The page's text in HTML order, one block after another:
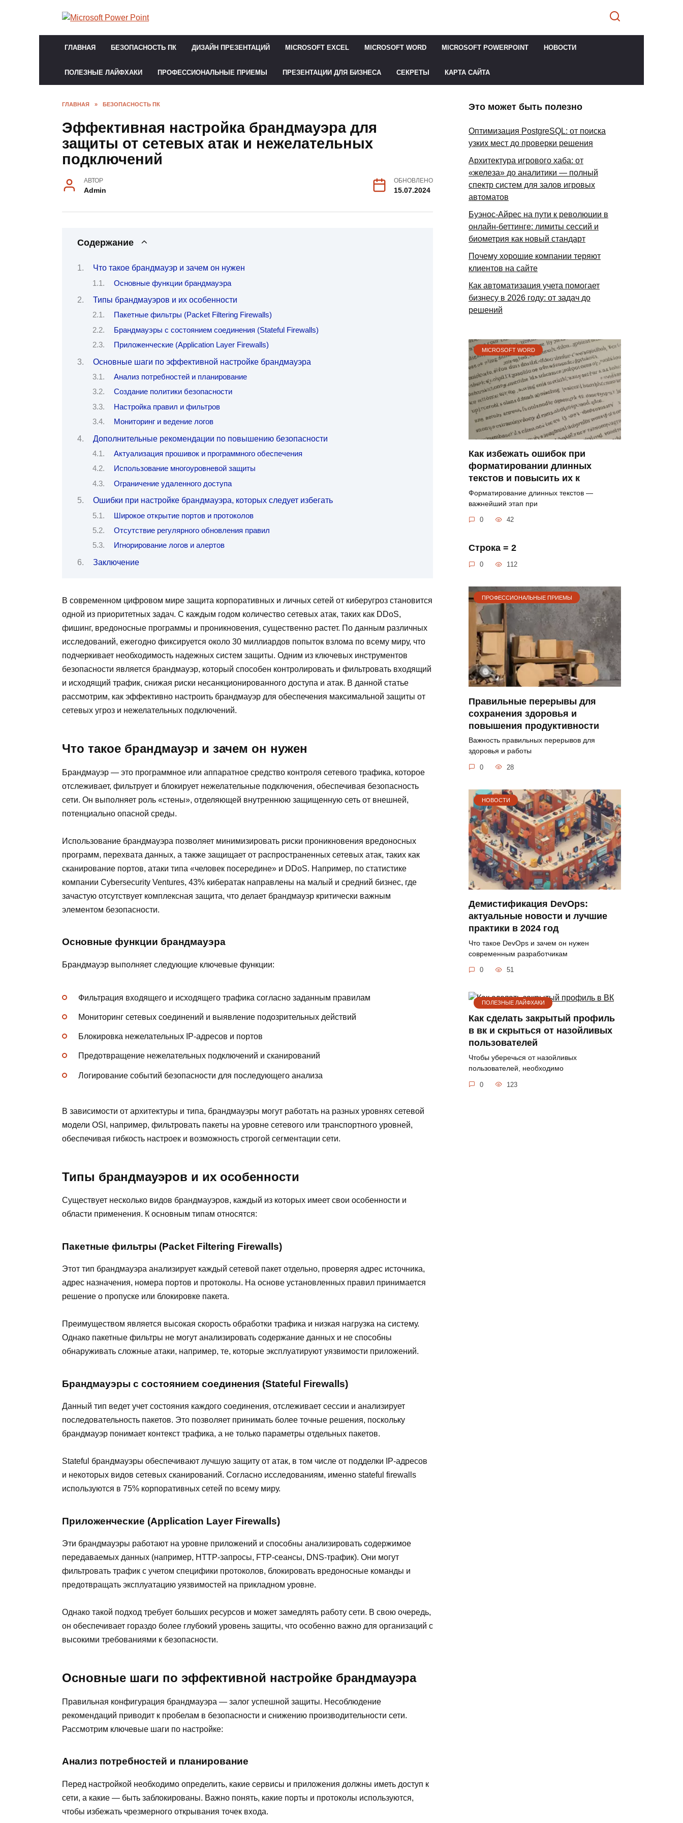
ГЛАВНАЯ БЕЗОПАСНОСТЬ ПК ДИЗАЙН ПРЕЗЕНТАЦИЙ MICROSOFT EXCEL MICROSOFT WORD MICROSOFT POWERPOINT НОВОСТИ
ПОЛЕЗНЫЕ ЛАЙФХАКИ ПРОФЕССИОНАЛЬНЫЕ ПРИЕМЫ ПРЕЗЕНТАЦИИ ДЛЯ БИЗНЕСА СЕКРЕТЫ КАРТА САЙТА
ГЛАВНАЯ » БЕЗОПАСНОСТЬ ПК
Эффективная настройка брандмауэра для
защиты от сетевых атак и нежелательных
подключений
АВТОР
Admin
ОБНОВЛЕНО
15.07.2024
Содержание
Что такое брандмауэр и зачем он нужен
Основные функции брандмауэра
Типы брандмауэров и их особенности
Пакетные фильтры (Packet Filtering Firewalls)
Брандмауэры с состоянием соединения (Stateful Firewalls)
Приложенческие (Application Layer Firewalls)
Основные шаги по эффективной настройке брандмауэра
Анализ потребностей и планирование
Создание политики безопасности
Настройка правил и фильтров
Мониторинг и ведение логов
Дополнительные рекомендации по повышению безопасности
Актуализация прошивок и программного обеспечения
Использование многоуровневой защиты
Ограничение удаленного доступа
Ошибки при настройке брандмауэра, которых следует избегать
Широкое открытие портов и протоколов
Отсутствие регулярного обновления правил
Игнорирование логов и алертов
Заключение
В современном цифровом мире защита корпоративных и личных сетей от киберугроз становится
одной из приоритетных задач. С каждым годом количество сетевых атак, таких как DDoS,
фишинг, вредоносные программы и проникновения, существенно растет. По данным различных
исследований, ежегодно фиксируется около 30 миллиардов попыток взлома по всему миру, что
подчеркивает необходимость надежных систем защиты. Одним из ключевых инструментов
безопасности является брандмауэр, который способен контролировать и фильтровать входящий
и исходящий трафик, снижая риски несанкционированного доступа и атак. В данной статье
рассмотрим, как эффективно настроить брандмауэр для обеспечения максимальной защиты от
сетевых угроз и нежелательных подключений.
Что такое брандмауэр и зачем он нужен
Брандмауэр — это программное или аппаратное средство контроля сетевого трафика, которое
отслеживает, фильтрует и блокирует нежелательные подключения, обеспечивая безопасность
сети. Он выполняет роль «стены», отделяющей внутреннюю защищенную сеть от внешней,
потенциально опасной среды.
Использование брандмауэра позволяет минимизировать риски проникновения вредоносных
программ, перехвата данных, а также защищает от распространенных сетевых атак, таких как
сканирование портов, атаки типа «человек посередине» и DDoS. Например, по статистике
компании Cybersecurity Ventures, 43% кибератак направлены на малый и средний бизнес, где
зачастую отсутствует комплексная защита, что делает брандмауэр критически важным
элементом безопасности.
Основные функции брандмауэра
Брандмауэр выполняет следующие ключевые функции:
Фильтрация входящего и исходящего трафика согласно заданным правилам
Мониторинг сетевых соединений и выявление подозрительных действий
Блокировка нежелательных IP-адресов и портов
Предотвращение нежелательных подключений и сканирований
Логирование событий безопасности для последующего анализа
В зависимости от архитектуры и типа, брандмауэры могут работать на разных уровнях сетевой
модели OSI, например, фильтровать пакеты на уровне сетевого или транспортного уровней,
обеспечивая гибкость настроек и возможность строгой сегментации сети.
Типы брандмауэров и их особенности
Существует несколько видов брандмауэров, каждый из которых имеет свои особенности и
области применения. К основным типам относятся:
Пакетные фильтры (Packet Filtering Firewalls)
Этот тип брандмауэра анализирует каждый сетевой пакет отдельно, проверяя адрес источника,
адрес назначения, номера портов и протоколы. На основе установленных правил принимается
решение о пропуске или блокировке пакета.
Преимуществом является высокая скорость обработки трафика и низкая нагрузка на систему.
Однако пакетные фильтры не могут анализировать содержание данных и не способны
обнаруживать сложные атаки, например, те, которые эксплуатируют уязвимости приложений.
Брандмауэры с состоянием соединения (Stateful Firewalls)
Данный тип ведет учет состояния каждого соединения, отслеживает сессии и анализирует
последовательность пакетов. Это позволяет принимать более точные решения, поскольку
брандмауэр понимает контекст трафика, а не только параметры отдельных пакетов.
Stateful брандмауэры обеспечивают лучшую защиту от атак, в том числе от подделки IP-адресов
и некоторых видов сетевых сканирований. Согласно исследованиям, именно stateful firewalls
используются в 75% корпоративных сетей по всему миру.
Приложенческие (Application Layer Firewalls)
Эти брандмауэры работают на уровне приложений и способны анализировать содержимое
передаваемых данных (например, HTTP-запросы, FTP-сеансы, DNS-трафик). Они могут
фильтровать трафик с учетом специфики протоколов, блокировать вредоносные команды и
предотвращать эксплуатацию уязвимостей на прикладном уровне.
Однако такой подход требует больших ресурсов и может замедлять работу сети. В свою очередь,
он обеспечивает гораздо более глубокий уровень защиты, что особенно важно для организаций с
высокими требованиями к безопасности.
Основные шаги по эффективной настройке брандмауэра
Правильная конфигурация брандмауэра — залог успешной защиты. Несоблюдение
рекомендаций приводит к пробелам в безопасности и снижению производительности сети.
Рассмотрим ключевые шаги по настройке:
Анализ потребностей и планирование
Перед настройкой необходимо определить, какие сервисы и приложения должны иметь доступ к
сети, а какие — быть заблокированы. Важно понять, какие порты и протоколы используются,
чтобы избежать чрезмерного открывания точек входа.
Это может быть полезно
Оптимизация PostgreSQL: от поиска
узких мест до проверки решения
Архитектура игрового хаба: от
«железа» до аналитики — полный
спектр систем для залов игровых
автоматов
Буэнос-Айрес на пути к революции в
онлайн-беттинге: лимиты сессий и
биометрия как новый стандарт
Почему хорошие компании теряют
клиентов на сайте
Как автоматизация учета помогает
бизнесу в 2026 году: от задач до
решений
MICROSOFT WORD
Как избежать ошибок при
форматировании длинных
текстов и повысить их к
Форматирование длинных текстов —
важнейший этап при
0 42
Строка = 2
0 112
ПРОФЕССИОНАЛЬНЫЕ ПРИЕМЫ
Правильные перерывы для
сохранения здоровья и
повышения продуктивности
Важность правильных перерывов для
здоровья и работы
0 28
НОВОСТИ
Демистификация DevOps:
актуальные новости и лучшие
практики в 2024 год
Что такое DevOps и зачем он нужен
современным разработчикам
0 51
ПОЛЕЗНЫЕ ЛАЙФХАКИ
Как сделать закрытый профиль
в вк и скрыться от назойливых
пользователей
Чтобы уберечься от назойливых
пользователей, необходимо
0 123